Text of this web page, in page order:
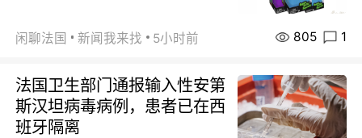
闲聊法国 新闻我来找 5小时前 805 1
法国卫生部门通报输入性安第
斯汉坦病毒病例，患者已在西
班牙隔离